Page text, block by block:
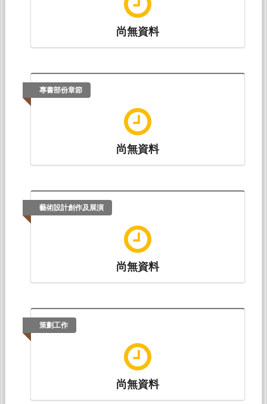
尚無資料
專書部份章節
尚無資料
藝術設計創作及展演
尚無資料
策劃工作
尚無資料